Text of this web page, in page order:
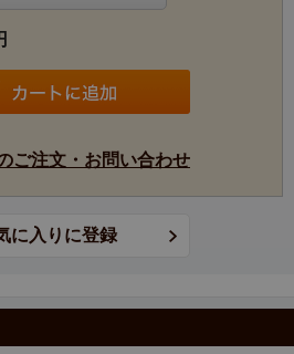
るために覆いを被せて栽培する
造されることが多い品種です。
12月に川辺町、頴娃町と合併し、
た。
、薩摩富士とも呼ばれる美しい
望む、見渡す限りの大茶園が広
賞するなど、全国的にも優れた
ご注文・お問い合わせ